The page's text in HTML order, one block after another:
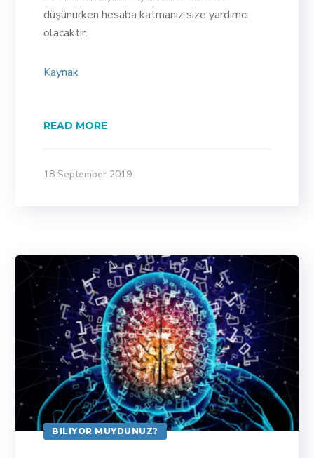
düşünürken hesaba katmanız size yardımcı
olacaktır.
Kaynak
READ MORE
18 September 2019
BILIYOR MUYDUNUZ?